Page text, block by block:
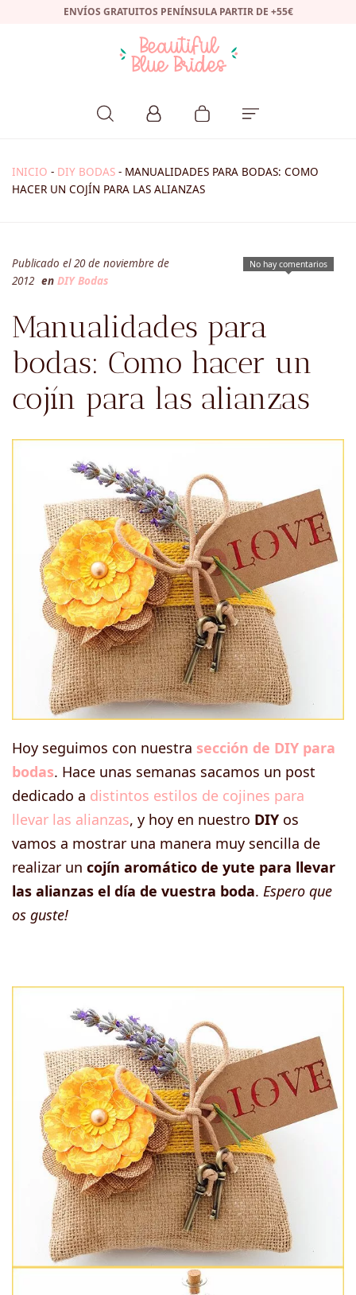
ENVÍOS GRATUITOS PENÍNSULA PARTIR DE +55€
INICIO - DIY BODAS - MANUALIDADES PARA BODAS: COMO
HACER UN COJÍN PARA LAS ALIANZAS
No hay comentarios
Publicado el 20 de noviembre de
2012 en DIY Bodas
Manualidades para
bodas: Como hacer un
cojín para las alianzas
Hoy seguimos con nuestra sección de DIY para
bodas. Hace unas semanas sacamos un post
dedicado a distintos estilos de cojines para
llevar las alianzas, y hoy en nuestro DIY os
vamos a mostrar una manera muy sencilla de
realizar un cojín aromático de yute para llevar
las alianzas el día de vuestra boda. Espero que
os guste!